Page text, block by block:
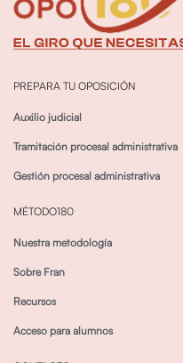
PREPARA TU OPOSICIÓN
Auxilio judicial
Tramitación procesal administrativa
Gestión procesal administrativa
MÉTODO180
Nuestra metodología
Sobre Fran
Recursos
Acceso para alumnos